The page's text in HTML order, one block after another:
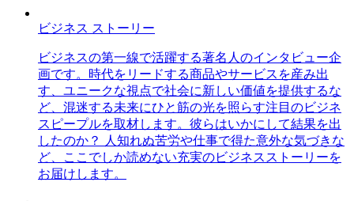
ビジネス ストーリー
ビジネスの第一線で活躍する著名人のインタビュー企
画です。時代をリードする商品やサービスを産み出
す、ユニークな視点で社会に新しい価値を提供するな
ど、混迷する未来にひと筋の光を照らす注目のビジネ
スピープルを取材します。彼らはいかにして結果を出
したのか？ 人知れぬ苦労や仕事で得た意外な気づきな
ど、ここでしか読めない充実のビジネスストーリーを
お届けします。